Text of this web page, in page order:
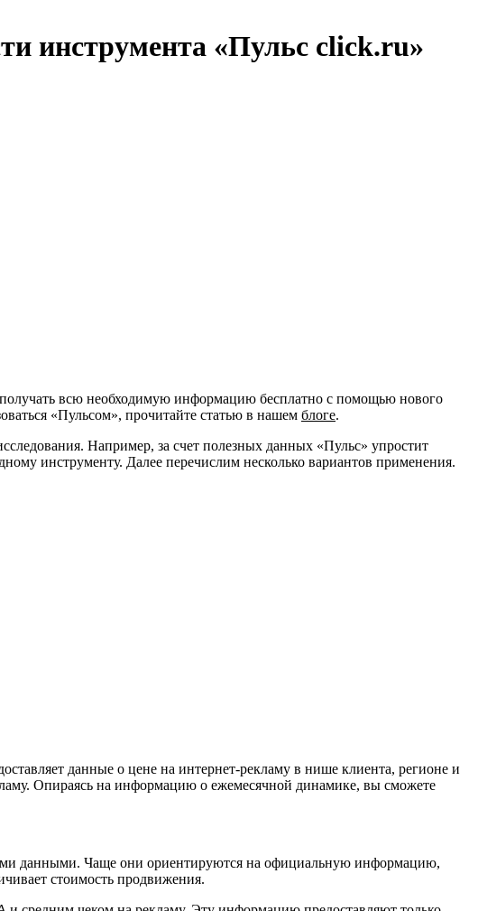
инструмента «Пульс click.ru»
всю необходимую информацию бесплатно с помощью нового
«Пульсом», прочитайте статью в нашем блоге.
Например, за счет полезных данных «Пульс» упростит
инструменту. Далее перечислим несколько вариантов применения.
данные о цене на интернет-рекламу в нише клиента, регионе и
Опираясь на информацию о ежемесячной динамике, вы сможете
данными. Чаще они ориентируются на официальную информацию,
стоимость продвижения.